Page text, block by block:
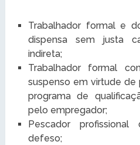
Trabalhador formal e
dispensa sem justa
indireta;
Trabalhador formal
suspenso em virtude
programa de
pelo empregador;
Pescador
defeso;